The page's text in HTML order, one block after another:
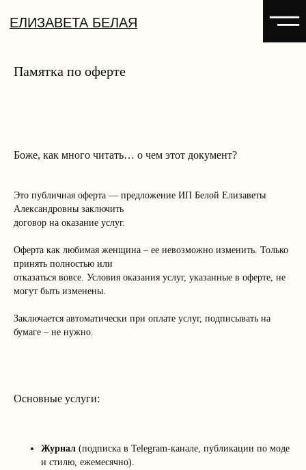
ЕЛИЗАВЕТА БЕЛАЯ
Памятка по оферте
Боже, как много читать… о чем этот документ?
Это публичная оферта — предложение ИП Белой Елизаветы
Александровны заключить
договор на оказание услуг.
Оферта как любимая женщина – ее невозможно изменить. Только
принять полностью или
отказаться вовсе. Условия оказания услуг, указанные в оферте, не
могут быть изменены.
Заключается автоматически при оплате услуг, подписывать на
бумаге – не нужно.
Основные услуги:
Журнал (подписка в Telegram-канале, публикации по моде
и стилю, ежемесячно).